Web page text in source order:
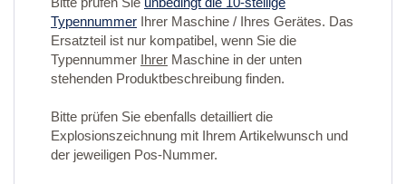
Typennummer Ihrer Maschine / Ihres Gerätes. Das
Ersatzteil ist nur kompatibel, wenn Sie die
Typennummer Ihrer Maschine in der unten
stehenden Produktbeschreibung finden.
Bitte prüfen Sie ebenfalls detailliert die
Explosionszeichnung mit Ihrem Artikelwunsch und
der jeweiligen Pos-Nummer.